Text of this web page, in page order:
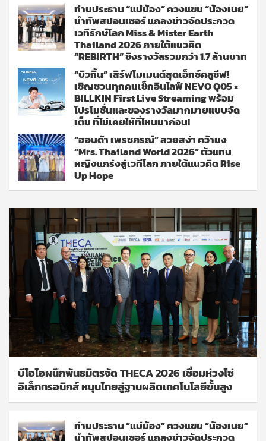
ท่านประธาน “แม่น้อง” ควงแขน “น้องเนย”
นำทัพสปอนเซอร์ แถลงข่าวจัดประกวด
เวทีรักษ์โลก Miss & Mister Earth
Thailand 2026 ภายใต้แนวคิด
“REBIRTH” ชิงรางวัลรวมกว่า 1.7 ล้านบาท
“บิวกิ้น” เสิร์ฟโมเมนต์สุดเอ็กซ์คลูซีฟ!
เชิญชวนทุกคนเช็กอินไลฟ์ NEVO Q05 ×
BILLKIN First Live Streaming พร้อม
โปรโมชั่นและของรางวัลมากมายแบบจัด
เต็ม ที่ไม่เคยให้ที่ไหนมาก่อน!
“ฮอนด้า เพรชภรณ์” สวยสง่า คว้ามง
“Mrs. Thailand World 2026” ตัวแทน
หญิงแกร่งสู่เวทีโลก ภายใต้แนวคิด Rise
Up Hope
บีโอไอผนึกพันธมิตรจัด THECA 2026 เชื่อมห่วงโซ่
อิเล็กทรอนิกส์ หนุนไทยสู่ฐานผลิตเทคโนโลยีขั้นสูง
ท่านประธาน “แม่น้อง” ควงแขน “น้องเนย”
นำทัพสปอนเซอร์ แถลงข่าวจัดประกวด